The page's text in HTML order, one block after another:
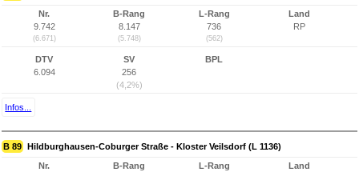
Nr.
9.742
(6.671)
B-Rang
8.147
(5.748)
L-Rang
736
(562)
Land
RP
DTV
6.094
SV
256
(4,2%)
BPL
Infos...
B 89 Hildburghausen-Coburger Straße - Kloster Veilsdorf (L 1136)
Nr.
B-Rang
L-Rang
Land